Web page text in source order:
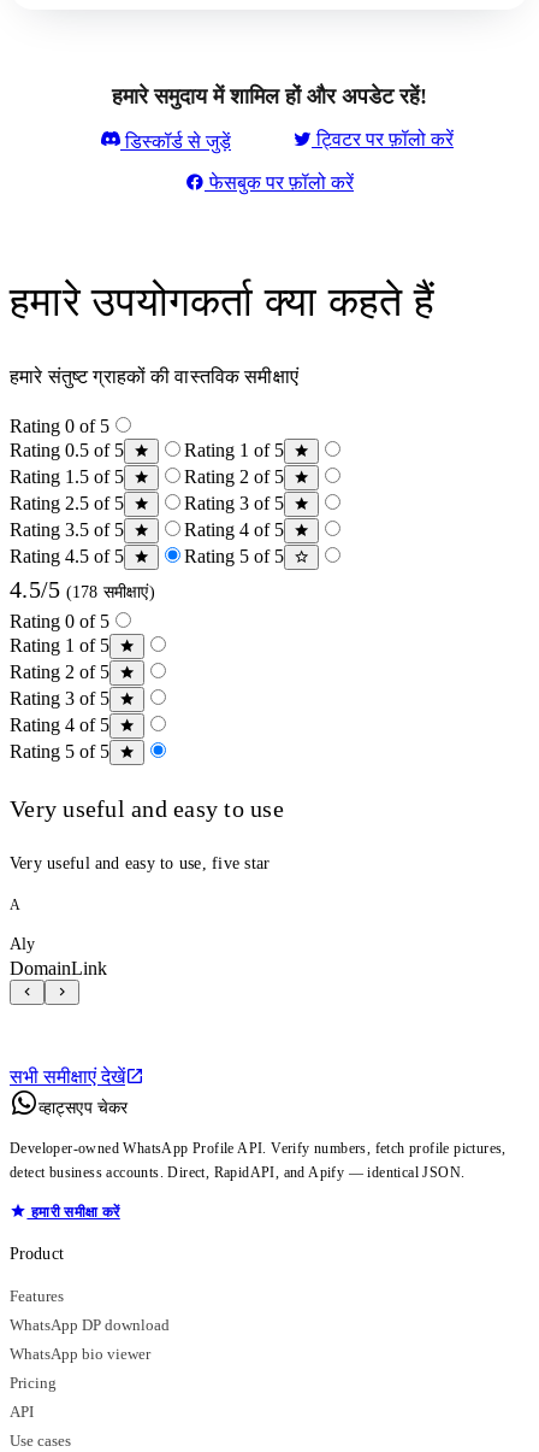
हमारे समुदाय में शामिल हों और अपडेट रहें!
डिस्कॉर्ड से जुड़ें ट्विटर पर फ़ॉलो करें
फेसबुक पर फ़ॉलो करें
हमारे उपयोगकर्ता क्या कहते हैं
हमारे संतुष्ट ग्राहकों की वास्तविक समीक्षाएं
Rating 0 of 5
Rating 0.5 of 5
Rating 1 of 5
Rating 1.5 of 5
Rating 2 of 5
Rating 2.5 of 5
Rating 3 of 5
Rating 3.5 of 5
Rating 4 of 5
Rating 4.5 of 5
Rating 5 of 5
4.5/5 (178 समीक्षाएं)
Rating 0 of 5
Rating 1 of 5
Rating 2 of 5
Rating 3 of 5
Rating 4 of 5
Rating 5 of 5
Very useful and easy to use
Very useful and easy to use, five star
A
Aly
DomainLink
सभी समीक्षाएं देखें
व्हाट्सएप चेकर
Developer-owned WhatsApp Profile API. Verify numbers, fetch profile pictures,
detect business accounts. Direct, RapidAPI, and Apify — identical JSON.
हमारी समीक्षा करें
Product
Features
WhatsApp DP download
WhatsApp bio viewer
Pricing
API
Use cases